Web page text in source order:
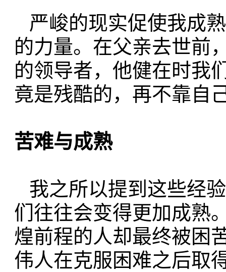
严峻的现实促使我成
的力量。 在父亲去世前
的领导者， 他健在时我
竟是残酷的，再不靠自
苦难与成熟
我之所以提到这些经
们往往会变得更加成熟
煌前程的人却最终被困
伟人在克服困难之后取